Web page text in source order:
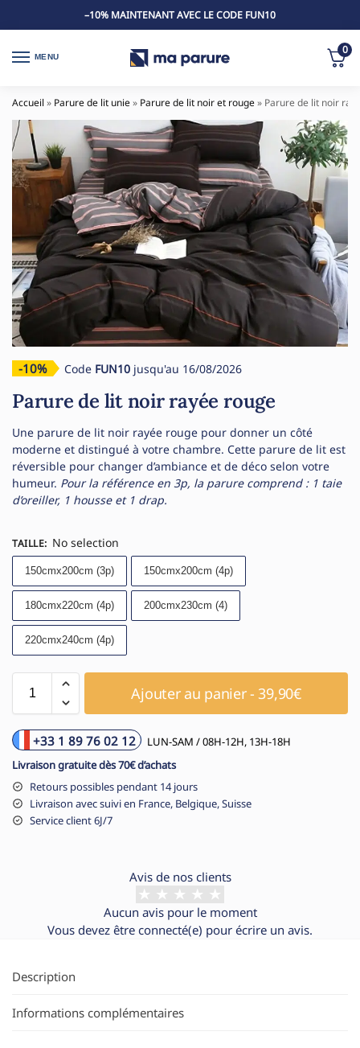
–10% MAINTENANT AVEC LE CODE FUN10
MENU
0
Accueil » Parure de lit unie» Parure de lit noir et rouge» Parure de lit noir
-10% Code FUN10 jusqu'au 16/08/2026
Parure de lit noir rayée rouge
Une parure de lit noir rayée rouge pour donner un côté
moderne et distingué à votre chambre. Cette parure de lit est
réversible pour changer d’ambiance et de déco selon votre
humeur. Pour la référence en 3p, la parure comprend : 1 taie
d’oreiller, 1 housse et 1 drap.
TAILLE: No selection
150cmx200cm (3p) 150cmx200cm (4p)
180cmx220cm (4p) 200cmx230cm (4)
220cmx240cm (4p)
Ajouter au panier - 39,90€
+33 1 89 76 02 12
LUN-SAM / 08H-12H, 13H-18H
Livraison gratuite dès 70€ d’achats
Retours possibles pendant 14 jours
Livraison avec suivi en France, Belgique, Suisse
Service client 6J/7
Avis de nos clients
Aucun avis pour le moment
Vous devez être connecté(e) pour écrire un avis.
Description
Informations complémentaires